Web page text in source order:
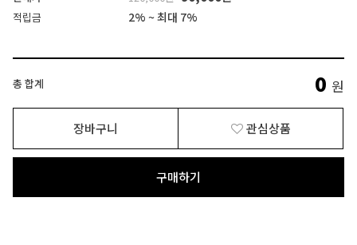
적립금 2% ~ 최대 7%
총 합계 0 원
장바구니 관심상품
구매하기